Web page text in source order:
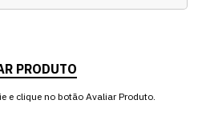
PRODUTO
e clique no botão Avaliar Produto.